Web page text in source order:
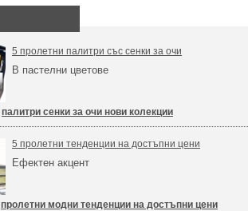
5 пролетни палитри със сенки за очи
В пастелни цветове
палитри сенки за очи нови колекции
5 пролетни тенденции на достъпни цени
Ефектен акцент
пролетни модни тенденции на достъпни цени